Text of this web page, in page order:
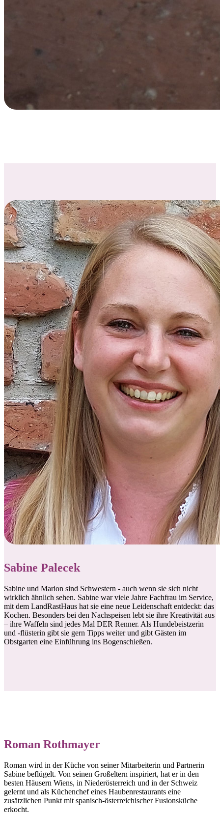
Sabine Palecek
Sabine und Marion sind Schwestern - auch wenn sie sich nicht
wirklich ähnlich sehen. Sabine war viele Jahre Fachfrau im Service,
mit dem LandRastHaus hat sie eine neue Leidenschaft entdeckt: das
Kochen. Besonders bei den Nachspeisen lebt sie ihre Kreativität aus
– ihre Waffeln sind jedes Mal DER Renner. Als Hundebeistzerin
und -flüsterin gibt sie gern Tipps weiter und gibt Gästen im
Obstgarten eine Einführung ins Bogenschießen.
Roman Rothmayer
Roman wird in der Küche von seiner Mitarbeiterin und Partnerin
Sabine beflügelt. Von seinen Großeltern inspiriert, hat er in den
besten Häusern Wiens, in Niederösterreich und in der Schweiz
gelernt und als Küchenchef eines Haubenrestaurants eine
zusätzlichen Punkt mit spanisch-österreichischer Fusionsküche
erkocht.